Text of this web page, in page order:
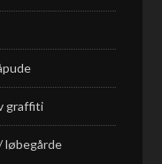
graffiti
løbegårde